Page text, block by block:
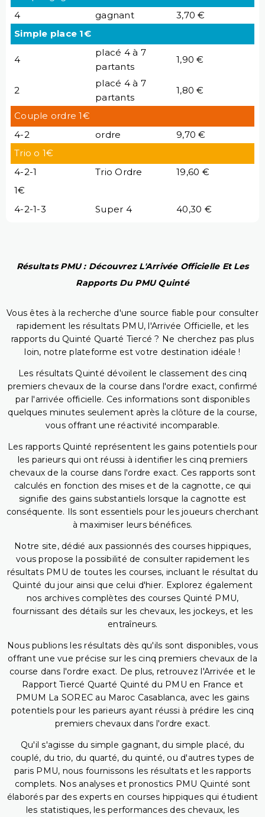
4
gagnant
3,70 €
Simple place 1€
4
placé 4 à 7
partants
1,90 €
2
placé 4 à 7
partants
1,80 €
Couple ordre 1€
4-2
ordre
9,70 €
Trio o 1€
4-2-1
Trio Ordre
19,60 €
1€
4-2-1-3
Super 4 40,30 €
Résultats PMU : Découvrez L'Arrivée Officielle Et Les
Rapports Du PMU Quinté
Vous êtes à la recherche d'une source fiable pour consulter
rapidement les résultats PMU, l'Arrivée Officielle, et les
rapports du Quinté Quarté Tiercé ? Ne cherchez pas plus
loin, notre plateforme est votre destination idéale !
Les résultats Quinté dévoilent le classement des cinq
premiers chevaux de la course dans l'ordre exact, confirmé
par l'arrivée officielle. Ces informations sont disponibles
quelques minutes seulement après la clôture de la course,
vous offrant une réactivité incomparable.
Les rapports Quinté représentent les gains potentiels pour
les parieurs qui ont réussi à identifier les cinq premiers
chevaux de la course dans l'ordre exact. Ces rapports sont
calculés en fonction des mises et de la cagnotte, ce qui
signifie des gains substantiels lorsque la cagnotte est
conséquente. Ils sont essentiels pour les joueurs cherchant
à maximiser leurs bénéfices.
Notre site, dédié aux passionnés des courses hippiques,
vous propose la possibilité de consulter rapidement les
résultats PMU de toutes les courses, incluant le résultat du
Quinté du jour ainsi que celui d'hier. Explorez également
nos archives complètes des courses Quinté PMU,
fournissant des détails sur les chevaux, les jockeys, et les
entraîneurs.
Nous publions les résultats dès qu'ils sont disponibles, vous
offrant une vue précise sur les cinq premiers chevaux de la
course dans l'ordre exact. De plus, retrouvez l'Arrivée et le
Rapport Tiercé Quarté Quinté du PMU en France et
PMUM La SOREC au Maroc Casablanca, avec les gains
potentiels pour les parieurs ayant réussi à prédire les cinq
premiers chevaux dans l'ordre exact.
Qu'il s'agisse du simple gagnant, du simple placé, du
couplé, du trio, du quarté, du quinté, ou d'autres types de
paris PMU, nous fournissons les résultats et les rapports
complets. Nos analyses et pronostics PMU Quinté sont
élaborés par des experts en courses hippiques qui étudient
les statistiques, les performances des chevaux, les